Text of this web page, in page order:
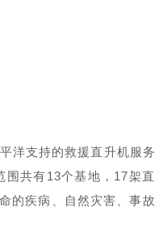
洋支持的救援直升机服
围共有13个基地，17架
的疾病、自然灾害、事